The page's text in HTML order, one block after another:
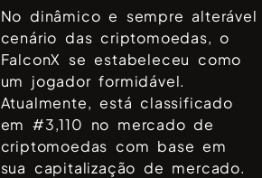
No dinâmico e sempre alterável
cenário das criptomoedas, o
FalconX se estabeleceu como
um jogador formidável.
Atualmente, está classificado
em #3,110 no mercado de
criptomoedas com base em
sua capitalização de mercado.